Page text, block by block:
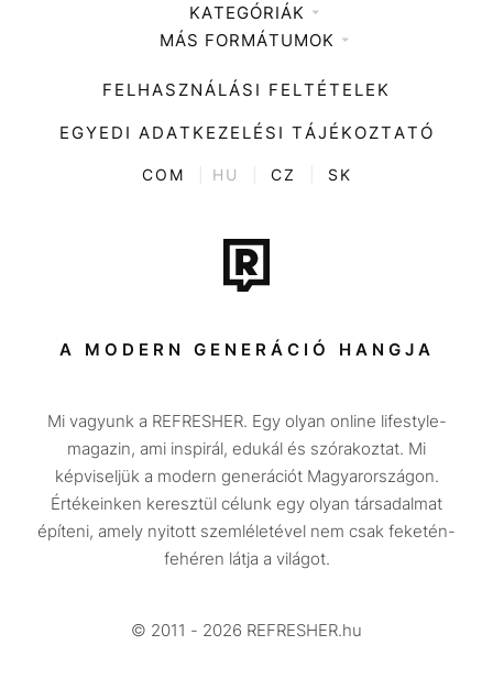
Médiaajánlat
KATEGÓRIÁK
Zene
Divat
Kultúra
ENTR
Tech-Tudomány
Sport
Társadalom
Utazás
Életmód
Design
Beszélgetések
Videó
MÁS FORMÁTUMOK
FELHASZNÁLÁSI FELTÉTELEK
EGYEDI ADATKEZELÉSI TÁJÉKOZTATÓ
COM HU CZ SK
A MODERN GENERÁCIÓ HANGJA
Mi vagyunk a REFRESHER. Egy olyan online lifestyle-
magazin, ami inspirál, edukál és szórakoztat. Mi
képviseljük a modern generációt Magyarországon.
Értékeinken keresztül célunk egy olyan társadalmat
építeni, amely nyitott szemléletével nem csak feketén-
fehéren látja a világot.
© 2011 - 2026 REFRESHER.hu